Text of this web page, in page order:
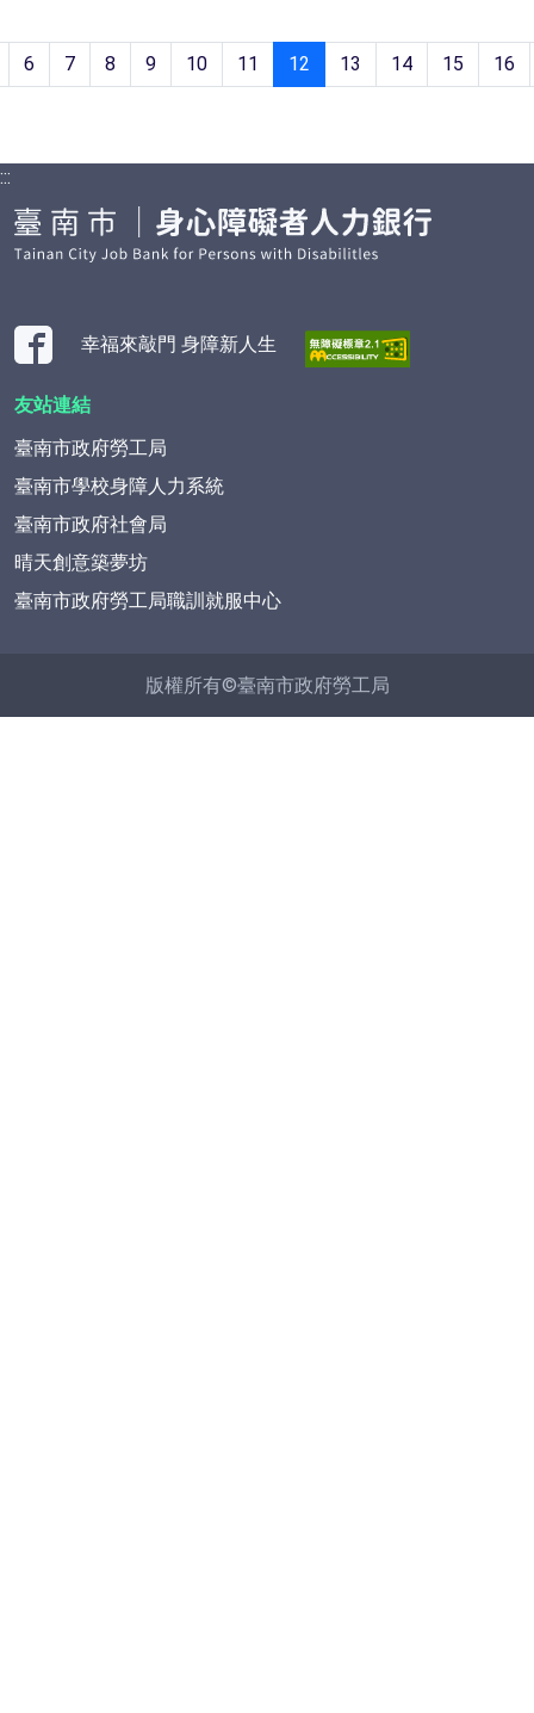
6 7 8 9 10 11 12 13 14 15 16
:::
幸福來敲門 身障新人生
友站連結
臺南市政府勞工局
臺南市學校身障人力系統
臺南市政府社會局
晴天創意築夢坊
臺南市政府勞工局職訓就服中心
版權所有©臺南市政府勞工局